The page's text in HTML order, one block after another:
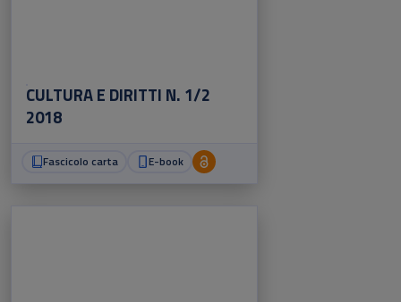
CULTURA E DIRITTI N. 1/2
2018
Fascicolo carta E-book